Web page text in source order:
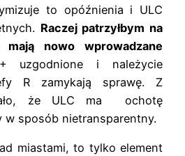
to opóźnienia i ULC
Raczej patrzyłbym na
nowo wprowadzane
i należycie
R zamykają sprawę. Z
że ULC ma ochotę
w sposób nietransparentny.
miastami, to tylko element